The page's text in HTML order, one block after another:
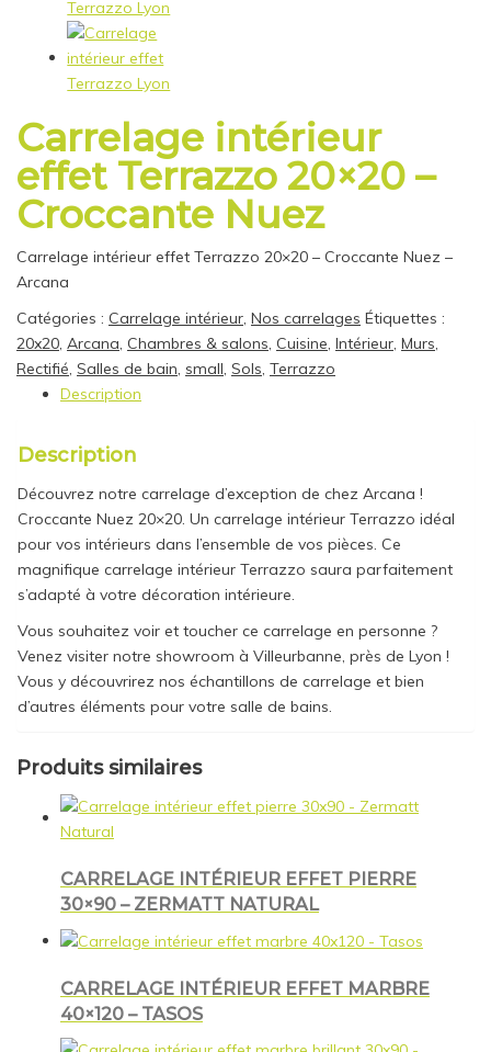
Carrelage intérieur
effet Terrazzo 20×20 –
Croccante Nuez
Carrelage intérieur effet Terrazzo 20×20 – Croccante Nuez –
Arcana
Catégories : Carrelage intérieur, Nos carrelages Étiquettes :
20x20, Arcana, Chambres & salons, Cuisine, Intérieur, Murs,
Rectifié, Salles de bain, small, Sols, Terrazzo
Description
Description
Découvrez notre carrelage d’exception de chez Arcana !
Croccante Nuez 20×20. Un carrelage intérieur Terrazzo idéal
pour vos intérieurs dans l’ensemble de vos pièces. Ce
magnifique carrelage intérieur Terrazzo saura parfaitement
s’adapté à votre décoration intérieure.
Vous souhaitez voir et toucher ce carrelage en personne ?
Venez visiter notre showroom à Villeurbanne, près de Lyon !
Vous y découvrirez nos échantillons de carrelage et bien
d’autres éléments pour votre salle de bains.
Produits similaires
CARRELAGE INTÉRIEUR EFFET PIERRE
30×90 – ZERMATT NATURAL
CARRELAGE INTÉRIEUR EFFET MARBRE
40×120 – TASOS